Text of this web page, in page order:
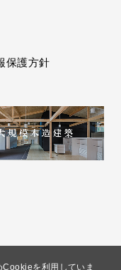
を利用していま
保護方針